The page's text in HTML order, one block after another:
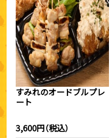
すみれのオードブルプレ
ート
3,600円（税込）